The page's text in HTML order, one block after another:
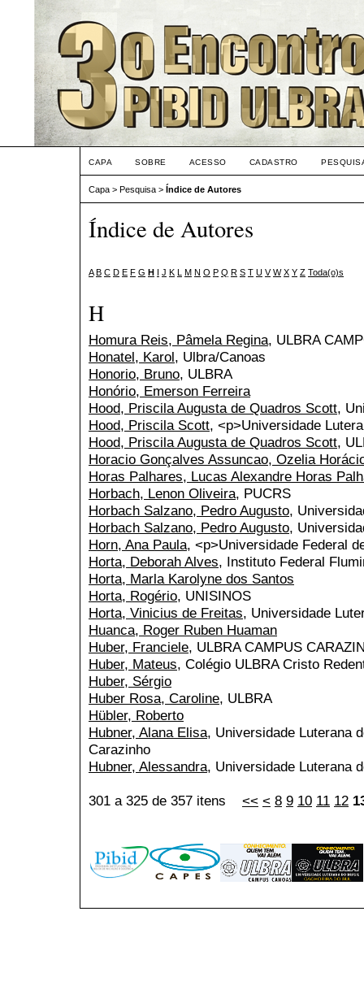
CAPA SOBRE ACESSO CADASTRO
Capa > Pesquisa > Índice de Autores
Índice de Autores
A B C D E F G H I J K L M N O P Q R S T U V W X Y Z Toda(o)s
H
Homura Reis, Pâmela Regina, ULBRA
Honatel, Karol, Ulbra/Canoas
Honorio, Bruno, ULBRA
Honório, Emerson Ferreira
Hood, Priscila Augusta de Quadros Scott,
Hood, Priscila Scott, <p>Universidade
Hood, Priscila Augusta de Quadros Scott,
Horacio Gonçalves Assuncao, Ozelia
Horas Palhares, Lucas Alexandre Horas
Horbach, Lenon Oliveira, PUCRS
Horbach Salzano, Pedro Augusto,
Horbach Salzano, Pedro Augusto,
Horn, Ana Paula, <p>Universidade Federal
Horta, Deborah Alves, Instituto Federal
Horta, Marla Karolyne dos Santos
Horta, Rogério, UNISINOS
Horta, Vinicius de Freitas, Universidade
Huanca, Roger Ruben Huaman
Huber, Franciele, ULBRA CAMPUS
Huber, Mateus, Colégio ULBRA Cristo
Huber, Sérgio
Huber Rosa, Caroline, ULBRA
Hübler, Roberto
Hubner, Alana Elisa, Universidade Luterana
Carazinho
Hubner, Alessandra, Universidade Luterana
301 a 325 de 357 itens << < 8 9 10 11 12